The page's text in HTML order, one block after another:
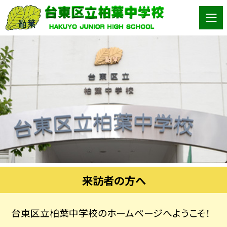
来訪者の方へ
台東区立柏葉中学校のホームページへようこそ！